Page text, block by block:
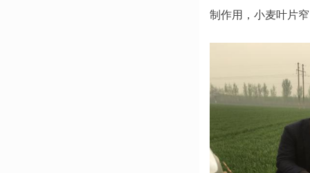
制作用，小麦叶片